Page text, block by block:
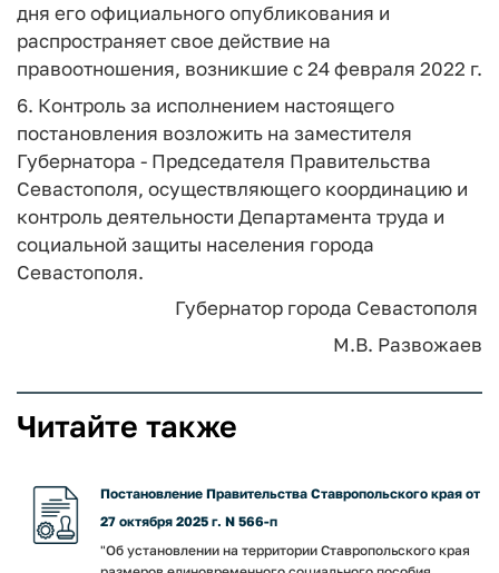
дня его официального опубликования и
распространяет свое действие на
правоотношения, возникшие с 24 февраля 2022 г.
6. Контроль за исполнением настоящего
постановления возложить на заместителя
Губернатора - Председателя Правительства
Севастополя, осуществляющего координацию и
контроль деятельности Департамента труда и
социальной защиты населения города
Севастополя.
Губернатор города Севастополя
М.В. Развожаев
Читайте также
Постановление Правительства Ставропольского края от
27 октября 2025 г. N 566-п
"Об установлении на территории Ставропольского края